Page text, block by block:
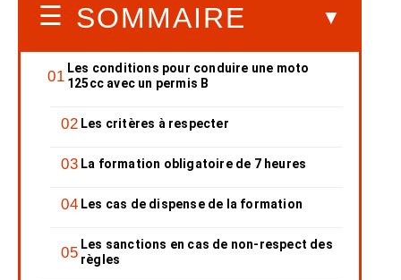
SOMMAIRE
Les conditions pour conduire une moto
125cc avec un permis B
Les critères à respecter
La formation obligatoire de 7 heures
Les cas de dispense de la formation
Les sanctions en cas de non-respect des
règles